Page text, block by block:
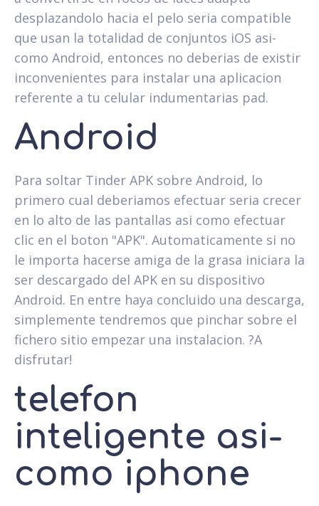
desplazandolo hacia el pelo seri­a compatible
que usan la totalidad de conjuntos iOS asi­
como Android, entonces no deberias de existir
inconvenientes para instalar una aplicacion
referente a tu celular indumentarias pad.
Android
Para soltar Tinder APK sobre Android, lo
primero cual deberiamos efectuar seri­a crecer
en lo alto de las pantallas asi­ como efectuar
clic en el boton "APK". Automaticamente si no
le importa hacerse amiga de la grasa iniciara la
ser descargado del APK en su dispositivo
Android. En entre haya conclui­do una descarga,
simplemente tendremos que pinchar sobre el
fichero sitio empezar una instalacion. ?A
disfrutar!
telefon
inteligente asi­
como iphone